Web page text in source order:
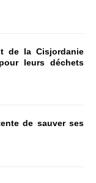
de la Cisjordanie
leurs déchets
de sauver ses